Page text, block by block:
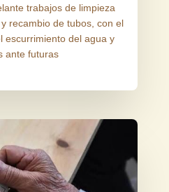
trabajos de limpieza
recambio de tubos, con el
escurrimiento del agua y
ante futuras